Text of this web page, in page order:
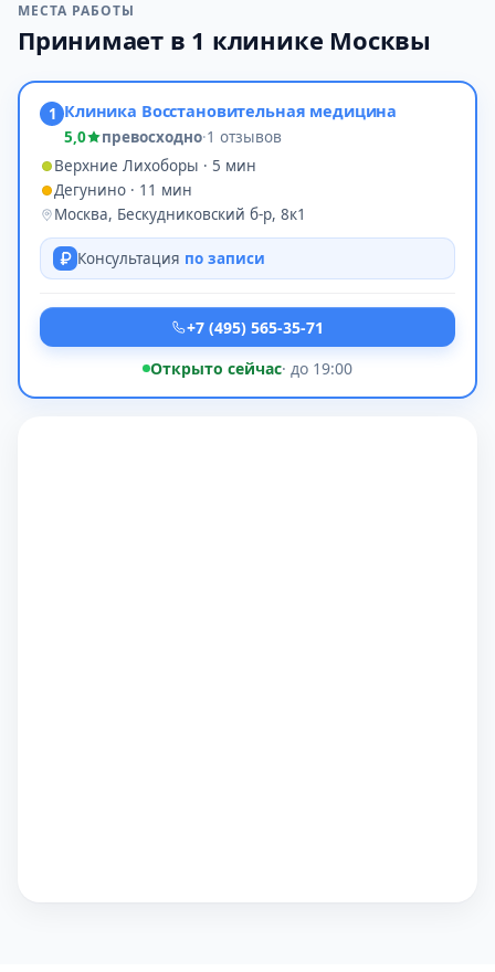
МЕСТА РАБОТЫ
Принимает в 1 клинике Москвы
1 Клиника Восстановительная медицина
5,0 превосходно·1 отзывов
Верхние Лихоборы · 5 мин
Дегунино · 11 мин
Москва, Бескудниковский б-р, 8к1
Консультация по записи
+7 (495) 565-35-71
Открыто сейчас· до 19:00